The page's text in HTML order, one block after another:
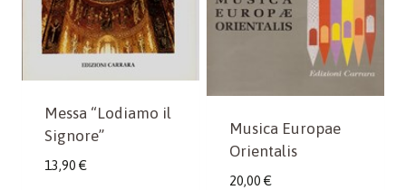
Messa “Lodiamo il
Signore”
13,90 €
Musica Europae
Orientalis
20,00 €